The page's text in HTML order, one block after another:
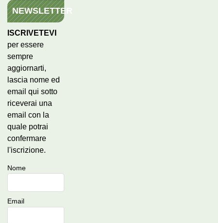
NEWSLETTER
ISCRIVETEVI
per essere
sempre
aggiornarti,
lascia nome ed
email qui sotto
riceverai una
email con la
quale potrai
confermare
l'iscrizione.
Nome
Email